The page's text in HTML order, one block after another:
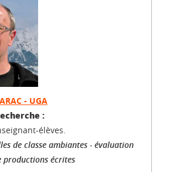
- UGA
:
élèves.
de classe ambiantes - évaluation
productions écrites